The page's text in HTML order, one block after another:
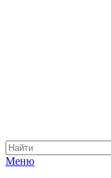
Меню